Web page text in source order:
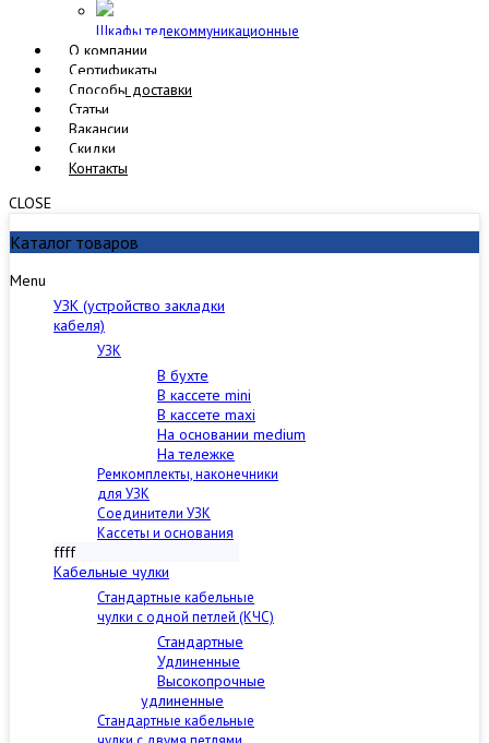
Шкафы телекоммуникационные
О компании
Сертификаты
Способы доставки
Статьи
Вакансии
Скидки
Контакты
CLOSE
Каталог товаров
Menu
УЗК (устройство закладки
кабеля)
УЗК
В бухте
В кассете mini
В кассете maxi
На основании medium
На тележке
Ремкомплекты, наконечники
для УЗК
Соединители УЗК
Кассеты и основания
ffff
Кабельные чулки
Стандартные кабельные
чулки c одной петлей (КЧС)
Стандартные
Удлиненные
Высокопрочные
удлиненные
Стандартные кабельные